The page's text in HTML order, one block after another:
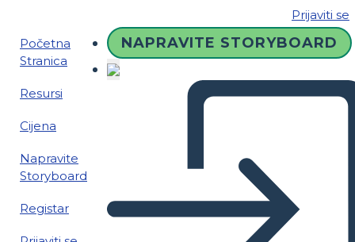
Prijaviti se
Početna
Stranica
Resursi
Cijena
Napravite
Storyboard
Registar
NAPRAVITE STORYBOARD